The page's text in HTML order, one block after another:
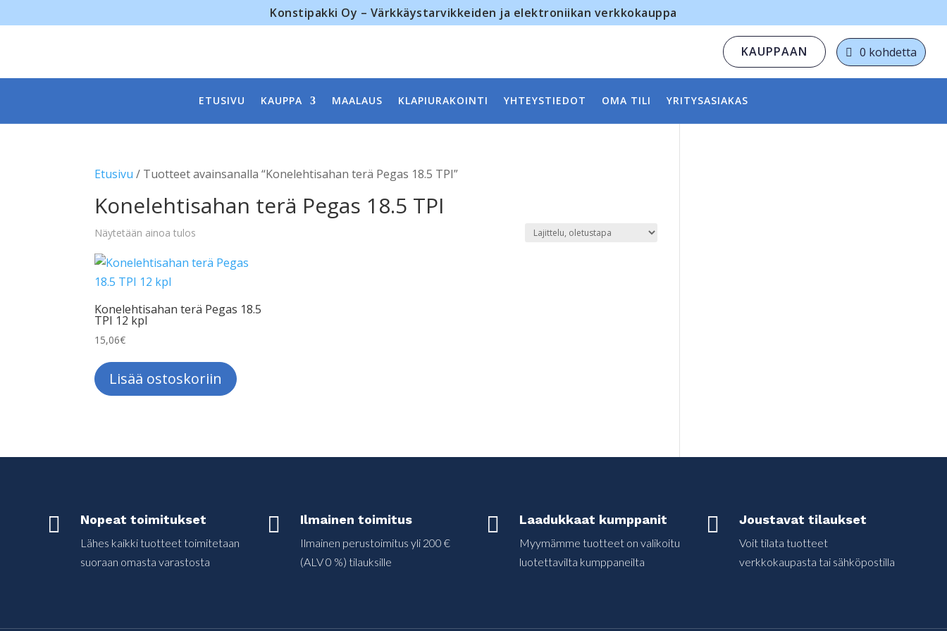
Konstipakki Oy – Värkkäystarvikkeiden ja elektroniikan verkkokauppa
KAUPPAAN 0 kohdetta
ETUSIVU KAUPPA MAALAUS KLAPIURAKOINTI YHTEYSTIEDOT OMA TILI YRITYSASIAKAS
Etusivu / Tuotteet avainsanalla “Konelehtisahan terä Pegas 18.5 TPI”
Konelehtisahan terä Pegas 18.5 TPI
Näytetään ainoa tulos
Konelehtisahan terä Pegas 18.5
TPI 12 kpl
15,06€
Lisää ostoskoriin
 Nopeat toimitukset
Lähes kaikki tuotteet toimitetaan
suoraan omasta varastosta
 Ilmainen toimitus
Ilmainen perustoimitus yli 200 €
(ALV 0 %) tilauksille
 Laadukkaat kumppanit
Myymämme tuotteet on valikoitu
luotettavilta kumppaneilta
 Joustavat tilaukset
Voit tilata tuotteet
verkkokaupasta tai sähköpostilla